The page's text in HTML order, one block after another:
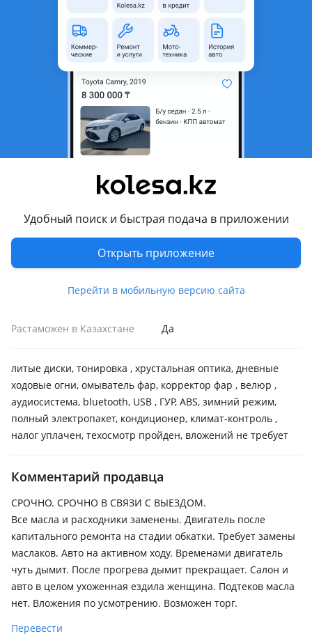
Удобный поиск и быстрая подача в приложении
Открыть приложение
Перейти в мобильную версию сайта
Рассчитать Кредит
область
Седан
Объем двигателя, л
1.6 (бензин)
Пробег
210 000 км
Коробка передач
Автомат
Привод
Передний привод
Растаможен в Казахстане
Да
литые диски, тонировка , хрустальная оптика, дневные
ходовые огни, омыватель фар, корректор фар , велюр ,
аудиосистема, bluetooth, USB , ГУР, ABS, зимний режим,
полный электропакет, кондиционер, климат-контроль ,
налог уплачен, техосмотр пройден, вложений не требует
Комментарий продавца
СРОЧНО. СРОЧНО В СВЯЗИ С ВЫЕЗДОМ.
Все масла и расходники заменены. Двигатель после
капитального ремонта на стадии обкатки. Требует замены
маслаков. Авто на активном ходу. Временами двигатель
чуть дымит. После прогрева дымит прекращает. Салон и
авто в целом ухоженная ездила женщина. Подтеков масла
нет. Вложения по усмотрению. Возможен торг.
Перевести